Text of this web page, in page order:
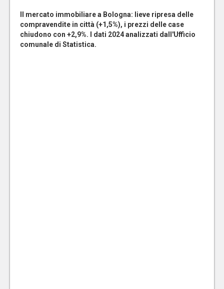
Il mercato immobiliare a Bologna: lieve ripresa delle
compravendite in città (+1,5%), i prezzi delle case
chiudono con +2,9%. I dati 2024 analizzati dall'Ufficio
comunale di Statistica.